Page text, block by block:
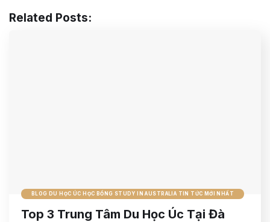
Related Posts:
BLOG DU HỌC ÚC HỌC BỔNG STUDY IN AUSTRALIA TIN TỨC MỚI NHẤT
Top 3 Trung Tâm Du Học Úc Tại Đà